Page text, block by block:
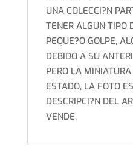
UNA COLECCI?N
TENER ALGUN TIPO
PEQUE?O GOLPE,
DEBIDO A SU
PERO LA
ESTADO, LA FOTO
DESCRIPCI?N DEL
VENDE.